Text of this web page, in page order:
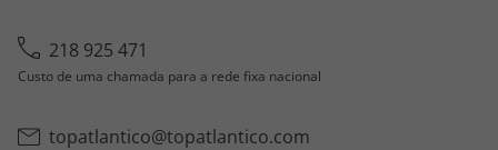
218 925 471
Custo de uma chamada para a rede fixa nacional
topatlantico@topatlantico.com